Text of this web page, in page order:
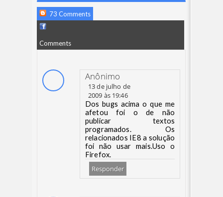
73 Comments
Comments
Anônimo
13 de julho de
2009 às 19:46
Dos bugs acima o que me
afetou foi o de não
publicar textos
programados. Os
relacionados IE8 a solução
foi não usar mais.Uso o
Firefox.
Responder